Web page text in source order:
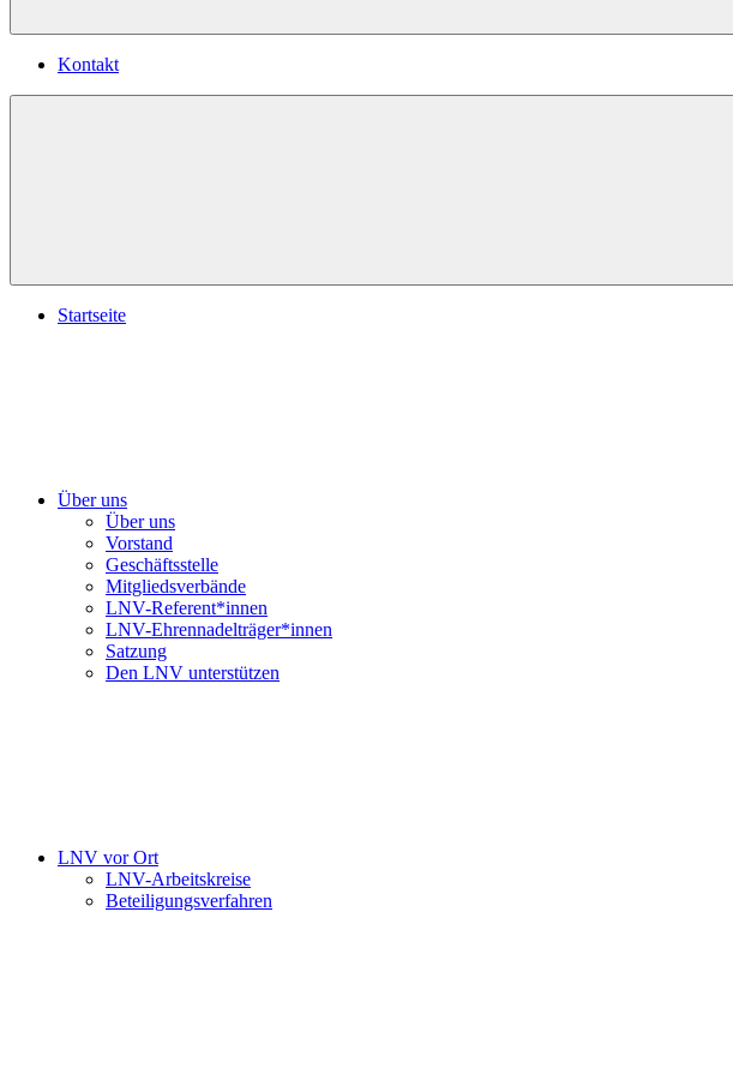
Kontakt
Startseite
Über uns
Über uns
Vorstand
Geschäftsstelle
Mitgliedsverbände
LNV-Referent*innen
LNV-Ehrennadelträger*innen
Satzung
Den LNV unterstützen
LNV vor Ort
LNV-Arbeitskreise
Beteiligungsverfahren